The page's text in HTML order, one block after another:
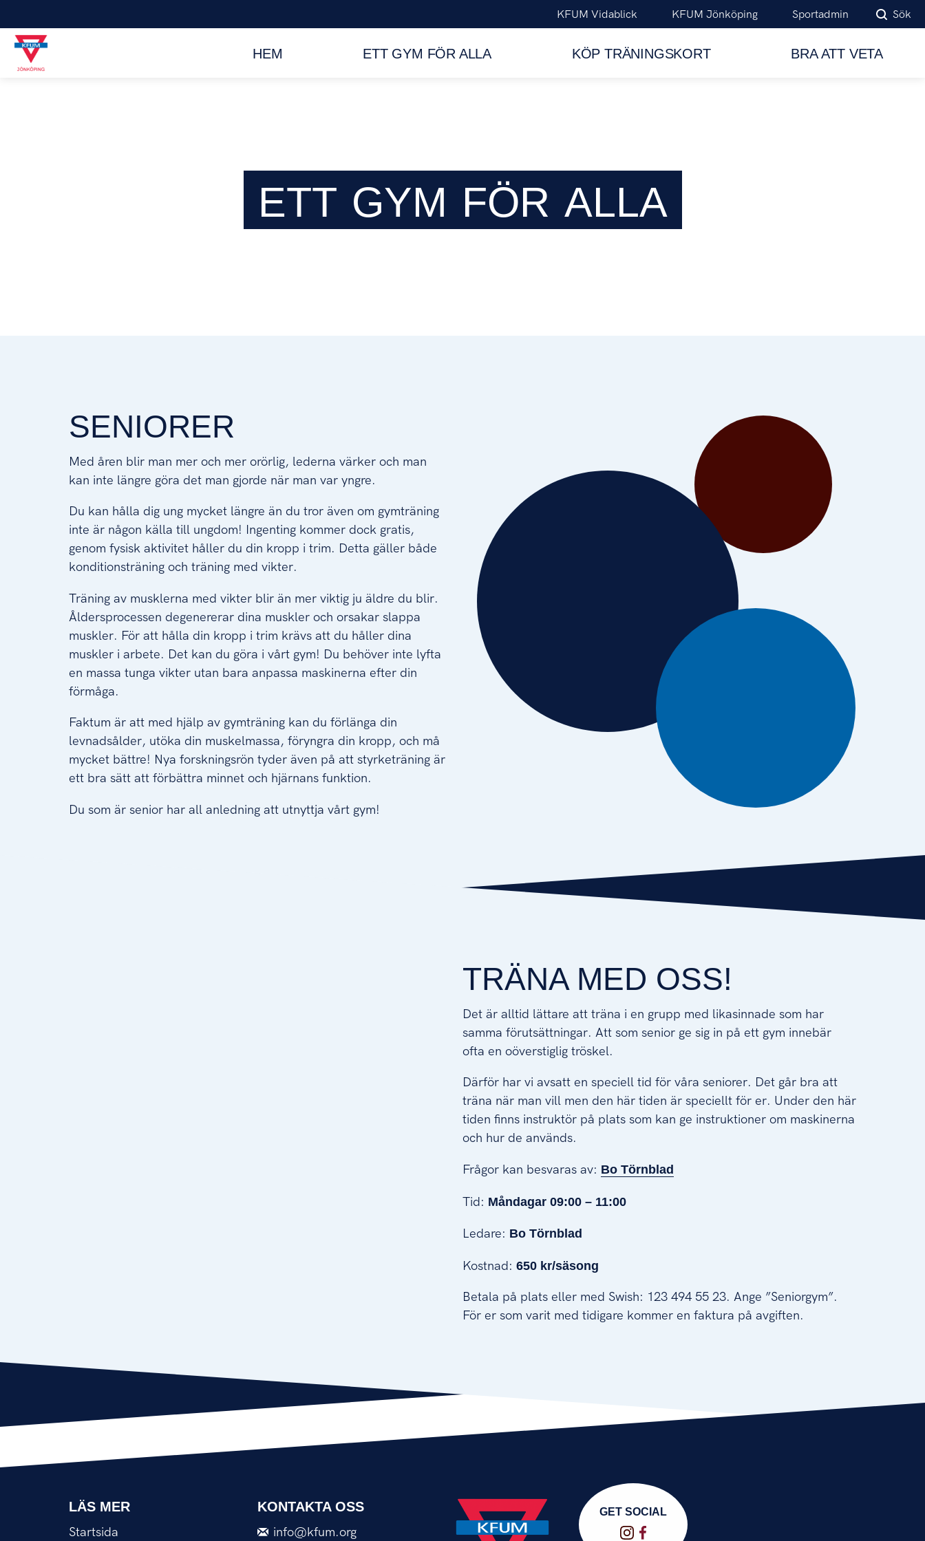
KFUM Vidablick KFUM Jönköping Sportadmin Sök
HEM ETT GYM FÖR ALLA KÖP TRÄNINGSKORT BRA ATT VETA
ETT GYM FÖR ALLA
SENIORER
Med åren blir man mer och mer orörlig, lederna värker och man
kan inte längre göra det man gjorde när man var yngre.
Du kan hålla dig ung mycket längre än du tror även om gymträning
inte är någon källa till ungdom! Ingenting kommer dock gratis,
genom fysisk aktivitet håller du din kropp i trim. Detta gäller både
konditionsträning och träning med vikter.
Träning av musklerna med vikter blir än mer viktig ju äldre du blir.
Åldersprocessen degenererar dina muskler och orsakar slappa
muskler. För att hålla din kropp i trim krävs att du håller dina
muskler i arbete. Det kan du göra i vårt gym! Du behöver inte lyfta
en massa tunga vikter utan bara anpassa maskinerna efter din
förmåga.
Faktum är att med hjälp av gymträning kan du förlänga din
levnadsålder, utöka din muskelmassa, föryngra din kropp, och må
mycket bättre! Nya forskningsrön tyder även på att styrketräning är
ett bra sätt att förbättra minnet och hjärnans funktion.
Du som är senior har all anledning att utnyttja vårt gym!
TRÄNA MED OSS!
Det är alltid lättare att träna i en grupp med likasinnade som har
samma förutsättningar. Att som senior ge sig in på ett gym innebär
ofta en oöverstiglig tröskel.
Därför har vi avsatt en speciell tid för våra seniorer. Det går bra att
träna när man vill men den här tiden är speciellt för er. Under den här
tiden finns instruktör på plats som kan ge instruktioner om maskinerna
och hur de används.
Frågor kan besvaras av: Bo Törnblad
Tid: Måndagar 09:00 – 11:00
Ledare: Bo Törnblad
Kostnad: 650 kr/säsong
Betala på plats eller med Swish: 123 494 55 23. Ange ”Seniorgym”.
För er som varit med tidigare kommer en faktura på avgiften.
LÄS MER
Startsida
KONTAKTA OSS
info@kfum.org
GET SOCIAL